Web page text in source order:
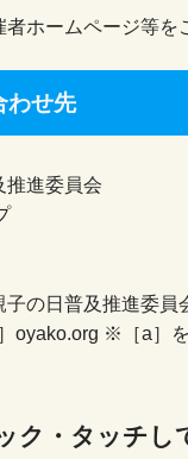
ホームページ等を
わせ先
推進委員会
の日普及推進委員
oyako.org ※［a］
ク・タッチし